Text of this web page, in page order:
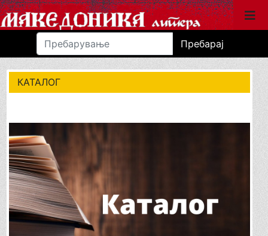
Пребарај
КАТАЛОГ